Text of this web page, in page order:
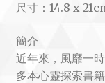
尺寸：14.8 x
簡介
近年來，風靡一
多本心靈探索書